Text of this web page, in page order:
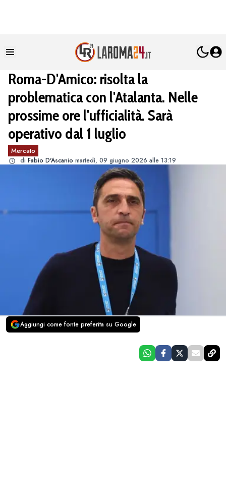
Roma-D'Amico: risolta la
problematica con l'Atalanta. Nelle
prossime ore l'ufficialità. Sarà
operativo dal 1 luglio
Mercato
di Fabio D'Ascanio martedì, 09 giugno 2026 alle 13:19
Aggiungi come fonte preferita su Google